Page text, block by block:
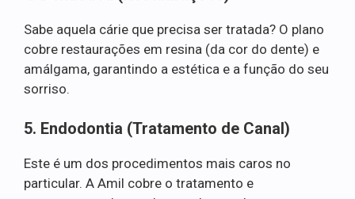
Sabe aquela cárie que precisa ser tratada? O plano
cobre restaurações em resina (da cor do dente) e
amálgama, garantindo a estética e a função do seu
sorriso.
5. Endodontia (Tratamento de Canal)
Este é um dos procedimentos mais caros no
particular. A Amil cobre o tratamento e